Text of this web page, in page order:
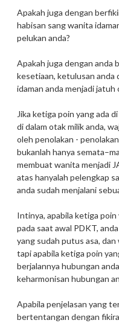
Apakah juga dengan
habisan sang wanita
pelukan anda?
Apakah juga dengan anda
kesetiaan, ketulusan anda
idaman anda menjadi jatuh
Jika ketiga poin yang ada
di dalam otak milik anda,
oleh penolakan -
bukanlah hanya
membuat wanita menjadi
atas hanyalah pelengkap
anda sudah menjalani
Intinya, apabila ketiga
pada saat awal PDKT,
yang sudah putus asa, dan
tapi apabila ketiga poin
berjalannya hubungan
keharmonisan hubungan
Apabila penjelasan yang
bertentangan dengan